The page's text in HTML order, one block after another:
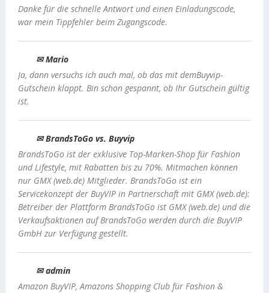
Danke für die schnelle Antwort und einen Einladungscode,
war mein Tippfehler beim Zugangscode.
✉ Mario
Ja, dann versuchs ich auch mal, ob das mit demBuyvip-
Gutschein klappt. Bin schon gespannt, ob Ihr Gutschein gültig
ist.
✉ BrandsToGo vs. Buyvip
BrandsToGo ist der exklusive Top-Marken-Shop für Fashion
und Lifestyle, mit Rabatten bis zu 70%. Mitmachen können
nur GMX (web.de) Mitglieder. BrandsToGo ist ein
Servicekonzept der BuyVIP in Partnerschaft mit GMX (web.de):
Betreiber der Plattform BrandsToGo ist GMX (web.de) und die
Verkaufsaktionen auf BrandsToGo werden durch die BuyVIP
GmbH zur Verfügung gestellt.
✉ admin
Amazon BuyVIP, Amazons Shopping Club für Fashion &